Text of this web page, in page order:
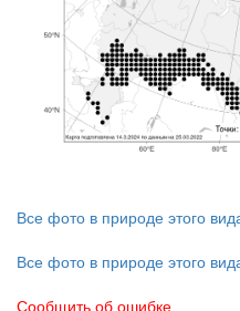
Все фото в природе этого
Все фото в природе этого
Сообщить об ошибке